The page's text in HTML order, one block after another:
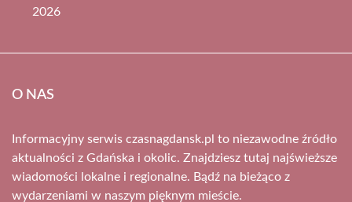
2026
O NAS
Informacyjny serwis czasnagdansk.pl to niezawodne źródło
aktualności z Gdańska i okolic. Znajdziesz tutaj najświeższe
wiadomości lokalne i regionalne. Bądź na bieżąco z
wydarzeniami w naszym pięknym mieście.